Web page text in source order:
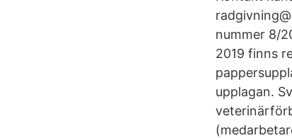
nummer 8/
2019 finns
upplagan.